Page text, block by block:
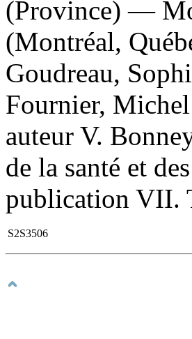
(Province) —
(Montréal,
Goudreau,
Fournier,
auteur V.
de la santé et
publication VII.
S2S3506